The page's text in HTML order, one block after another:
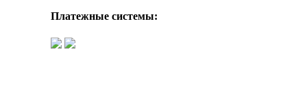
Платежные системы: